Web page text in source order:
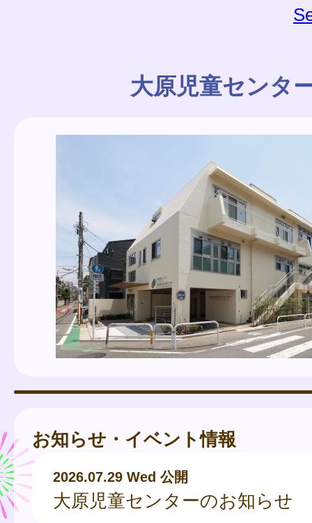
大原児童センタ
お知らせ・イベント情報
2026.07.29 Wed 公開
大原児童センターのお知らせ